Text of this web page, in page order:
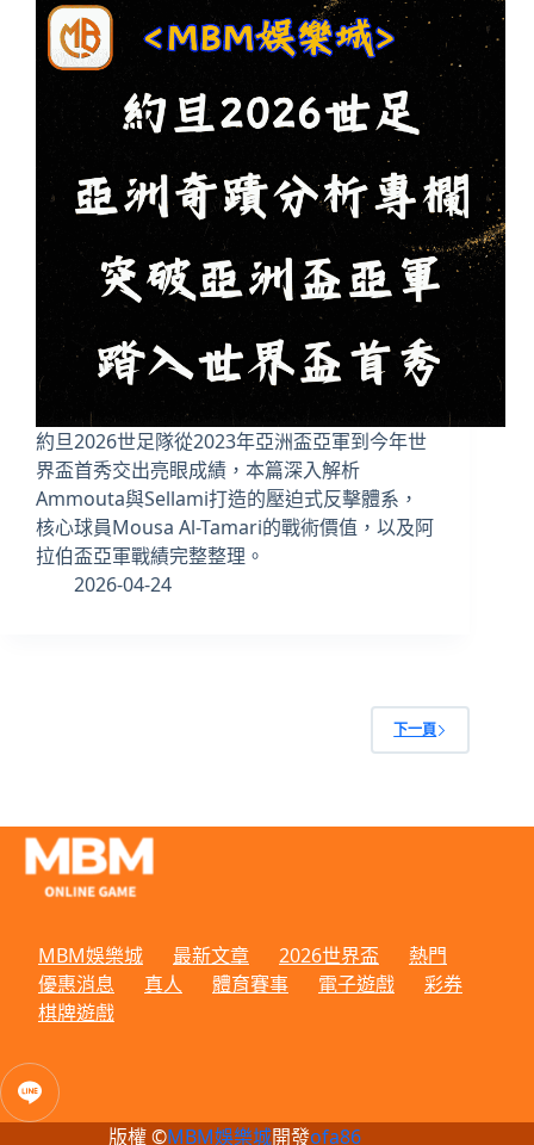
約旦2026世足隊從2023年亞洲盃亞軍到今年世
界盃首秀交出亮眼成績，本篇深入解析
Ammouta與Sellami打造的壓迫式反擊體系，
核心球員Mousa Al-Tamari的戰術價值，以及阿
拉伯盃亞軍戰績完整整理。
2026-04-24
下一頁
MBM娛樂城 最新文章 2026世界盃
熱門
優惠消息
真人 體育賽事 電子遊戲
彩券
棋牌遊戲
版權 ©MBM娛樂城開發ofa86